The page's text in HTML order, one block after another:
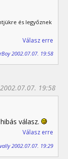
és legyőznek
Válasz erre
2002.07.07. 19:58
2002.07.07. 19:58
válasz.
Válasz erre
2002.07.07. 19:29